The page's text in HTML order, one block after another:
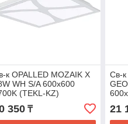
к OPALLED MOZAIK X
WH S/A 600x600
(TEKL-KZ)
350₸
Св-к
21